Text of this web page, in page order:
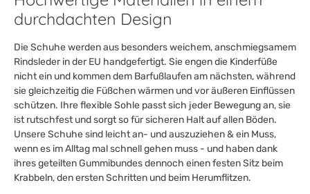
durchdachten Design
Die Schuhe werden aus besonders weichem, anschmiegsamem
Rindsleder in der EU handgefertigt. Sie engen die Kinderfüße
nicht ein und kommen dem Barfußlaufen am nächsten, während
sie gleichzeitig die Füßchen wärmen und vor äußeren Einflüssen
schützen. Ihre flexible Sohle passt sich jeder Bewegung an, sie
ist rutschfest und sorgt so für sicheren Halt auf allen Böden.
Unsere Schuhe sind leicht an- und auszuziehen & ein Muss,
wenn es im Alltag mal schnell gehen muss - und haben dank
ihres geteilten Gummibundes dennoch einen festen Sitz beim
Krabbeln, den ersten Schritten und beim Herumflitzen.